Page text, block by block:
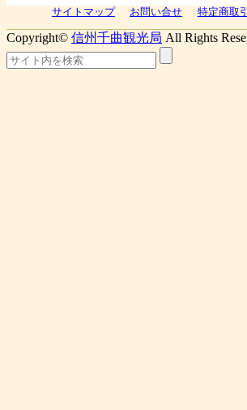
サイトマップ お問い合せ 特定商取
Copyright© 信州千曲観光局 All Rights